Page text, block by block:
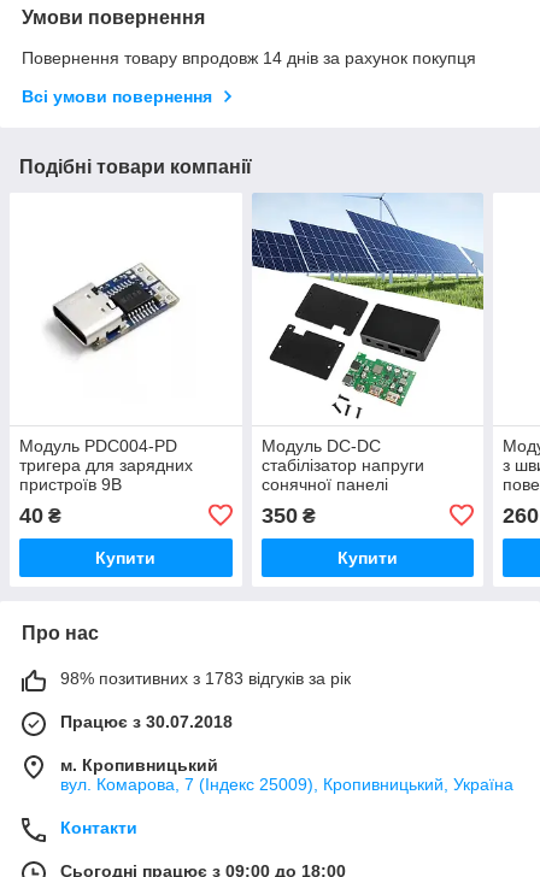
Умови повернення
Повернення товару впродовж 14 днів за рахунок покупця
Всі умови повернення
Подібні товари компанії
Модуль PDC004-PD
тригера для зарядних
пристроїв 9В
40 ₴
Купити
Модуль DC-DC
стабілізатор напруги
сонячної панелі
USB+DC+Type-C QC/PD
драйвер для сонячних
батарей
350₴
Купити
з
260
Про нас
98% позитивних з 1783 відгуків за рік
Працює з 30.07.2018
м. Кропивницький
вул. Комарова, 7 (Індекс 25009), Кропивницький, Україна
Контакти
Сьогодні працює з 09:00 до 18:00